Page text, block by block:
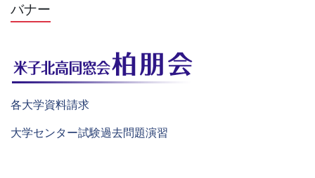
バナー
各大学資料請求
大学センター試験過去問題演習